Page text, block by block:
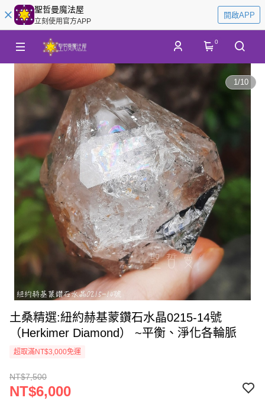
聖哲曼魔法屋
立刻使用官方APP
開啟APP
0
1/10
土桑精選:紐約赫基蒙鑽石水晶0215-14號
（Herkimer Diamond） ~平衡、淨化各輪脈
超取滿NT$3,000免運
NT$7,500
NT$6,000